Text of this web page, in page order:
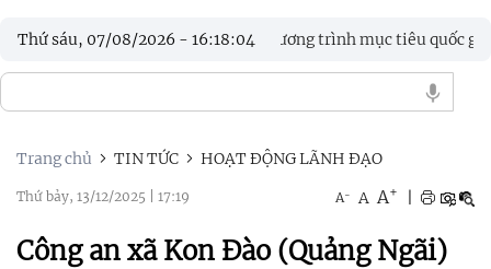
Thứ sáu, 07/08/2026 - 16:18:06
Dự án 8, Chương trình mục tiêu quốc gia năm 2026
Trang chủ TIN TỨC HOẠT ĐỘNG LÃNH ĐẠO
Thứ bảy, 13/12/2025 17:19 A- A A+
Công an xã Kon Đào (Quảng Ngãi)